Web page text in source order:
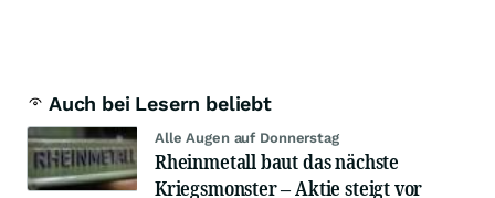
Auch bei Lesern beliebt
Alle Augen auf Donnerstag
Rheinmetall baut das nächste
Kriegsmonster – Aktie steigt vor